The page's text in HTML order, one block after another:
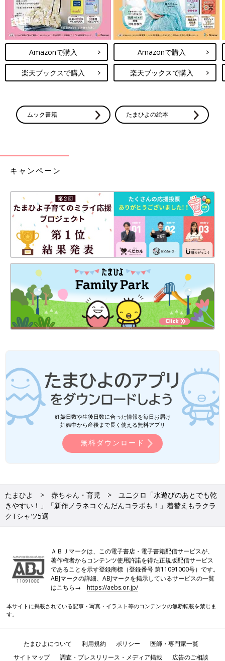
Amazonで購入
楽天ブックスで購入
Amazonで購入
楽天ブックスで購入
ムック書籍 たまひよの絵本
キャンペーン
妊娠日数や生後日数に合った情報を毎日お届け
妊娠中から産後まで長く使える無料アプリ
無料ダウンロード
たまひよ 赤ちゃん・育児
ユニクロ「水遊びのあとでも乾
きやすい！」「新作ノラネコぐんだんコラボも！」着替えもラクラ
クTシャツ5選
ＡＢＪマークは、この電子書店・電子書籍配信サービスが、
著作権者からコンテンツ使用許諾を得た正規版配信サービス
であることを示す登録商標（登録番号 第11091000号）です。
ABJマークの詳細、ABJマークを掲示しているサービスの一覧
はこちら→https://aebs.or.jp/
本サイトに掲載されている記事・写真・イラスト等のコンテンツの無断転載を禁じま
す。
たまひよについて 利用規約 ポリシー
医師・専門家一覧
サイトマップ
調査・プレスリリース・メディア掲載 広告のご相談